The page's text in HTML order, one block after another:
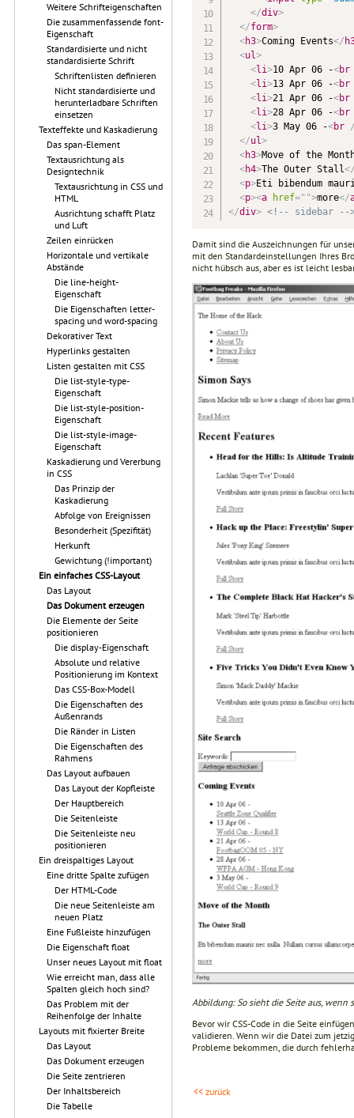
Weitere Schrifteigenschaften
Die zusammenfassende font-
Eigenschaft
Standardisierte und nicht
standardisierte Schrift
Schriftenlisten definieren
Nicht standardisierte und
herunterladbare Schriften
einsetzen
Texteffekte und Kaskadierung
Das span-Element
Textausrichtung als
Designtechnik
Textausrichtung in CSS und
HTML
Ausrichtung schafft Platz
und Luft
Zeilen einrücken
Horizontale und vertikale
Abstände
Die line-height-
Eigenschaft
Die Eigenschaften letter-
spacing und word-spacing
Dekorativer Text
Hyperlinks gestalten
Listen gestalten mit CSS
Die list-style-type-
Eigenschaft
Die list-style-position-
Eigenschaft
Die list-style-image-
Eigenschaft
Kaskadierung und Vererbung
in CSS
Das Prinzip der
Kaskadierung
Abfolge von Ereignissen
Besonderheit (Spezifität)
Herkunft
Gewichtung (!important)
Ein einfaches CSS-Layout
Das Layout
Das Dokument erzeugen
Die Elemente der Seite
positionieren
Die display-Eigenschaft
Absolute und relative
Positionierung im Kontext
Das CSS-Box-Modell
Die Eigenschaften des
Außenrands
Die Ränder in Listen
Die Eigenschaften des
Rahmens
Das Layout aufbauen
Das Layout der Kopfleiste
Der Hauptbereich
Die Seitenleiste
Die Seitenleiste neu
positionieren
Ein dreispaltiges Layout
Eine dritte Spalte zufügen
Der HTML-Code
Die neue Seitenleiste am
neuen Platz
Eine Fußleiste hinzufügen
Die Eigenschaft float
Unser neues Layout mit float
Wie erreicht man, dass alle
Spalten gleich hoch sind?
Das Problem mit der
Reihenfolge der Inhalte
Layouts mit fixierter Breite
Das Layout
Das Dokument erzeugen
Die Seite zentrieren
Der Inhaltsbereich
Die Tabelle
</div>
</form>
<h3>Coming Events</
<ul>
<li>10 Apr 06 -<br
<li>13 Apr 06 -<br
<li>21 Apr 06 -<br
<li>28 Apr 06 -<br
<li>3 May 06 -<br
</ul>
<h3>Move of the
<h4>The Outer Stall
<p>Eti bibendum
<p><a href=" ">more</
</div> <!-- sidebar --
Damit sind die Auszeichnungen für
mit den Standardeinstellungen Ihres
nicht hübsch aus, aber es ist leicht
Abbildung: So sieht die Seite aus, wenn
Bevor wir CSS-Code in die Seite
validieren. Wenn wir die Datei zum
Probleme bekommen, die durch
<< zurück